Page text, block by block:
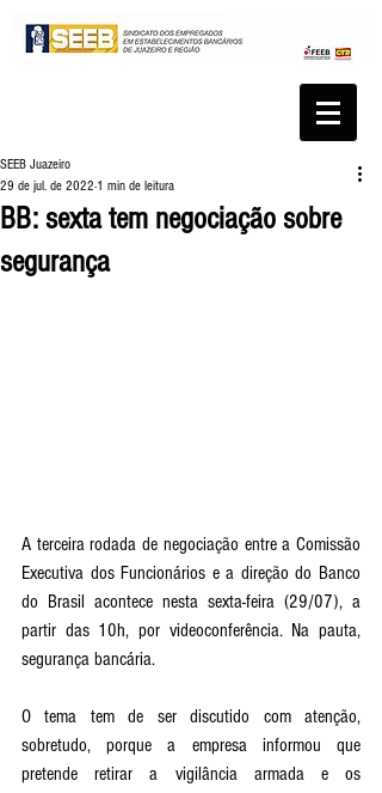
BB: sexta tem negociação sobre
segurança
SEEB Juazeiro
29 de jul. de 2022 1 min de leitura
A terceira rodada de negociação entre a Comissão
Executiva dos Funcionários e a direção do Banco
do Brasil acontece nesta sexta-feira (29/07), a
partir das 10h, por videoconferência. Na pauta,
segurança bancária.
O tema tem de ser discutido com atenção,
sobretudo, porque a empresa informou que
pretende retirar a vigilância armada e os